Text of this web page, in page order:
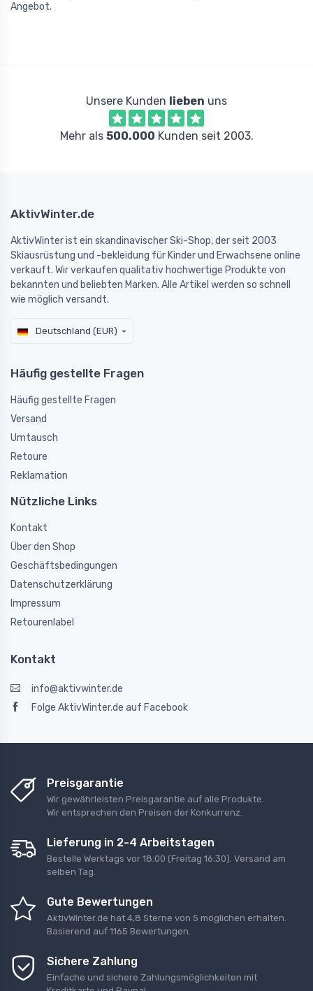
Angebot.
Unsere Kunden lieben uns
Mehr als 500.000 Kunden seit 2003.
AktivWinter.de
AktivWinter ist ein skandinavischer Ski-Shop, der seit 2003
Skiausrüstung und -bekleidung für Kinder und Erwachsene online
verkauft. Wir verkaufen qualitativ hochwertige Produkte von
bekannten und beliebten Marken. Alle Artikel werden so schnell
wie möglich versandt.
Deutschland (EUR)
Häufig gestellte Fragen
Häufig gestellte Fragen
Versand
Umtausch
Retoure
Reklamation
Nützliche Links
Kontakt
Über den Shop
Geschäftsbedingungen
Datenschutzerklärung
Impressum
Retourenlabel
Kontakt
info@aktivwinter.de
Folge AktivWinter.de auf Facebook
Preisgarantie
Wir gewährleisten Preisgarantie auf alle Produkte.
Wir entsprechen den Preisen der Konkurrenz.
Lieferung in 2-4 Arbeitstagen
Bestelle Werktags vor 18:00 (Freitag 16:30). Versand am
selben Tag.
Gute Bewertungen
AktivWinter.de hat 4,8 Sterne von 5 möglichen erhalten
Basierend auf 1165 Bewertungen.
Sichere Zahlung
Einfache und sichere Zahlungsmöglichkeiten mit